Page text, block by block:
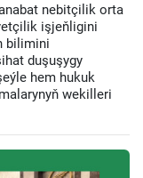
nebitçilik orta
işjeňligini
bilimini
duşuşygy
hem hukuk
wekilleri